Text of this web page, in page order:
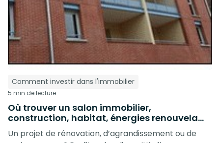
Comment investir dans l'immobilier
5 min de lecture
Où trouver un salon immobilier,
construction, habitat, énergies renouvela...
Un projet de rénovation, d’agrandissement ou de